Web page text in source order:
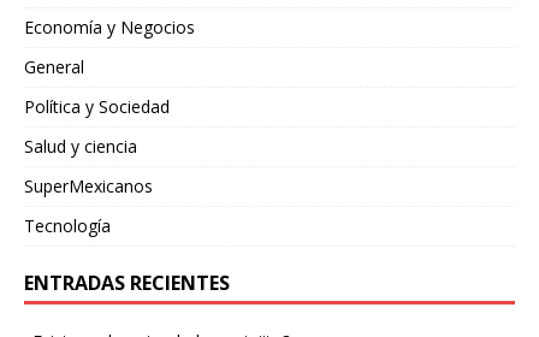
Economía y Negocios
General
Política y Sociedad
Salud y ciencia
SuperMexicanos
Tecnología
ENTRADAS RECIENTES